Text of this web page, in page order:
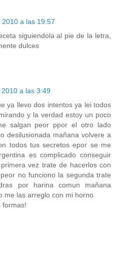
a las 19:57
siguiendola al pie de la letra,
dulces
a las 3:49
ya llevo dos intentos ya lei todos
y la verdad estoy un poco
salgan peor ppor el otro lado
desilusionada mañana volvere a
todos tus secretos epor se me
es complicado conseguir
vez trate de hacerlos con
no funciono la segunda trate
por harina comun mañana
me las arreglo con mi horno
formas!